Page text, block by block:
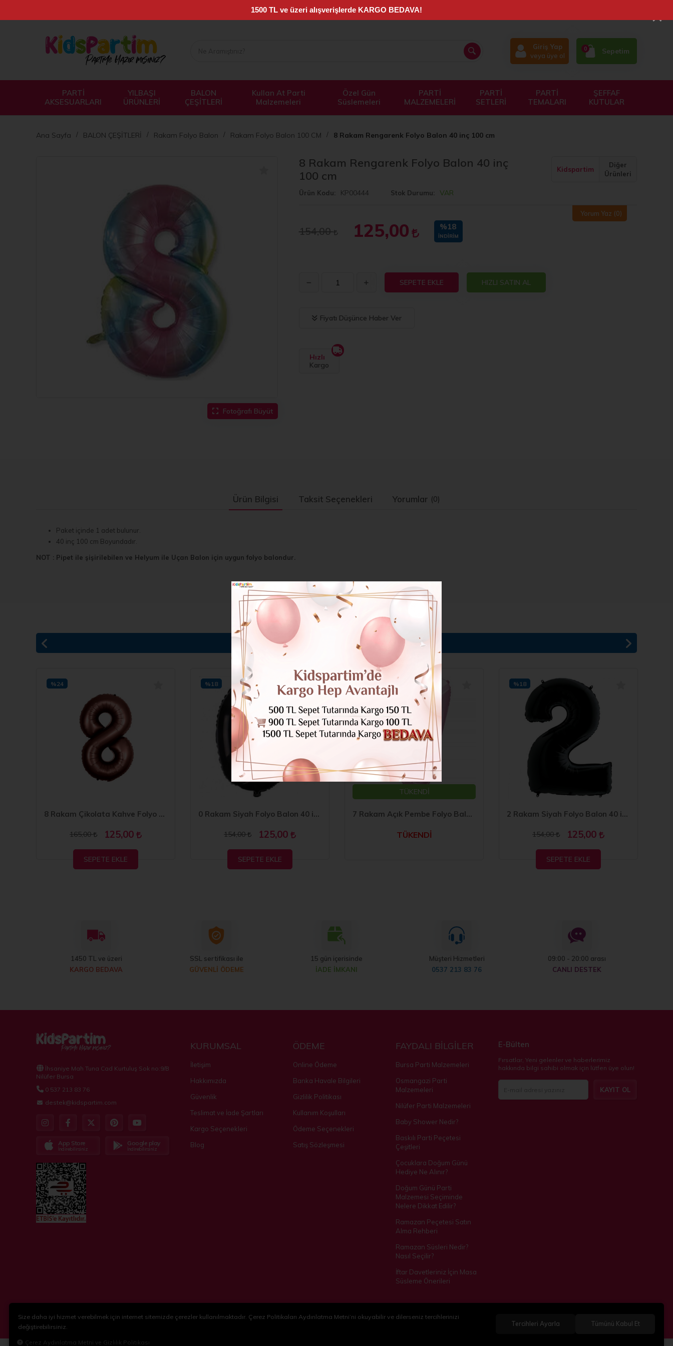
Giriş Yap
veya üye ol
0 Sepetim
PARTİ
AKSESUARLARI
YILBAŞI
ÜRÜNLERİ
BALON
ÇEŞİTLERİ
Kullan At Parti
Malzemeleri
Özel Gün
Süslemeleri
PARTİ
MALZEMELERİ
PARTİ
SETLERİ
PARTİ
TEMALARI
ŞEFFAF
KUTULAR
Ana Sayfa BALON ÇEŞİTLERİ Rakam Folyo Balon Rakam Folyo Balon 100 CM 8 Rakam Rengarenk Folyo Balon 40 inç 100 cm
Fotoğrafı Büyüt
8 Rakam Rengarenk Folyo Balon 40 inç
100 cm
Kidspartim
Diğer
Ürünleri
Ürün Kodu KP00444 Stok Durumu VAR
Yorum Yaz (0)
154,00 125,00 %18
İNDIRIM
SEPETE EKLE HIZLI SATIN AL
Fiyatı Düşünce Haber Ver
Hızlı
Kargo
Ürün Bilgisi Taksit Seçenekleri Yorumlar (0)
Paket içinde 1 adet bulunur.
40 inç 100 cm Boyundadır.
NOT : Pipet ile şişirilebilen ve Helyum ile Uçan Balon için uygun folyo balondur.
BENZER ÜRÜNLER
8 Rakam Çikolata Kahve Folyo Balon 40 inç 100 cm
165,00 125,00
%24
SEPETE EKLE
0 Rakam Siyah Folyo Balon 40 inç 100 cm
154,00 125,00
%18
SEPETE EKLE
TÜKENDİ
7 Rakam Açık Pembe Folyo Balon 40 inç
TÜKENDİ
2 Rakam Siyah Folyo Balon 40 inç 100 cm
154,00 125,00
%18
SEPETE EKLE
1450 TL ve üzeri
KARGO BEDAVA
SSL sertifikası ile
GÜVENLİ ÖDEME
15 gün içerisinde
İADE İMKANI
Müşteri Hizmetleri
0537 213 83 76
09:00 - 20:00 arası
CANLI DESTEK
İhsaniye Mah Tuna Cad Kurtuluş Sok no:9/B
Nilüfer Bursa
0 537 213 83 76
destek@kidspartim.com
App Store
İndirebilirsiniz
Google play
İndirebilirsiniz
E-Bülten
Fırsatlar, Yeni gelenler ve haberlerimiz
hakkında bilgi sahibi olmak için lütfen üye olun!
KAYIT OL
KURUMSAL
İletişim
Hakkımızda
Güvenlik
Teslimat ve İade Şartları
Kargo Seçenekleri
Blog
ÖDEME
Online Ödeme
Banka Havale Bilgileri
Gizlilik Politikası
Kullanım Koşulları
Ödeme Seçenekleri
Satış Sözleşmesi
FAYDALI BİLGİLER
Bursa Parti Malzemeleri
Osmangazi Parti
Malzemeleri
Nilüfer Parti Malzemeleri
Baby Shower Nedir?
Baskılı Parti Peçetesi
Çeşitleri
Çocuklara Doğum Günü
Hediye Ne Alınır?
Doğum Günü Parti
Malzemesi Seçiminde
Nelere Dikkat Edilir?
Ramazan Peçetesi Satın
Alma Rehberi
Ramazan Süsleri Nedir?
Nasıl Seçilir?
İftar Davetleriniz İçin Masa
Süsleme Önerileri
© 2018-2024
Size daha iyi hizmet verebilmek için internet sitemizde çerezler kullanılmaktadır. Çerez Politikaları Aydınlatma Metni’ni okuyabilir ve dilerseniz tercihlerinizi
değiştirebilirsiniz.
Tercihleri Ayarla Tümünü Kabul Et
Çerez Aydınlatma Metni ve Gizlilik Politikası
×